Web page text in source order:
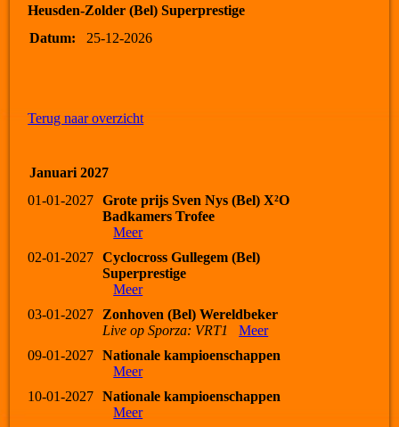
Heusden-Zolder (Bel) Superprestige
Datum:
25-12-2026
Terug naar overzicht
Januari 2027
01-01-2027
Grote prijs Sven Nys (Bel) X²O
Badkamers Trofee
Meer
02-01-2027
Cyclocross Gullegem (Bel)
Superprestige
Meer
03-01-2027
Zonhoven (Bel) Wereldbeker
Live op Sporza: VRT1
Meer
09-01-2027
Nationale kampioenschappen
Meer
10-01-2027
Nationale kampioenschappen
Meer